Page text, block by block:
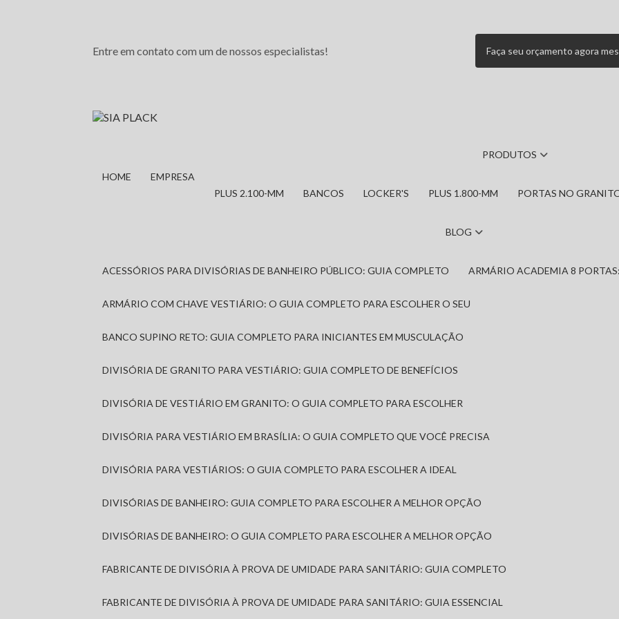
Entre em contato com um de nossos especialistas! Faça seu orçamento agora
HOME EMPRESA
PRODUTOS
PLUS 2.100-MM BANCOS LOCKER'S PLUS 1.800-MM PORTAS NO
BLOG
ACESSÓRIOS PARA DIVISÓRIAS DE BANHEIRO PÚBLICO: GUIA COMPLETO ARMÁRIO ACADEMIA 8
ARMÁRIO COM CHAVE VESTIÁRIO: O GUIA COMPLETO PARA ESCOLHER O SEU
BANCO SUPINO RETO: GUIA COMPLETO PARA INICIANTES EM MUSCULAÇÃO
DIVISÓRIA DE GRANITO PARA VESTIÁRIO: GUIA COMPLETO DE BENEFÍCIOS
DIVISÓRIA DE VESTIÁRIO EM GRANITO: O GUIA COMPLETO PARA ESCOLHER
DIVISÓRIA PARA VESTIÁRIO EM BRASÍLIA: O GUIA COMPLETO QUE VOCÊ PRECISA
DIVISÓRIA PARA VESTIÁRIOS: O GUIA COMPLETO PARA ESCOLHER A IDEAL
DIVISÓRIAS DE BANHEIRO: GUIA COMPLETO PARA ESCOLHER A MELHOR OPÇÃO
DIVISÓRIAS DE BANHEIRO: O GUIA COMPLETO PARA ESCOLHER A MELHOR OPÇÃO
FABRICANTE DE DIVISÓRIA À PROVA DE UMIDADE PARA SANITÁRIO: GUIA COMPLETO
FABRICANTE DE DIVISÓRIA À PROVA DE UMIDADE PARA SANITÁRIO: GUIA ESSENCIAL